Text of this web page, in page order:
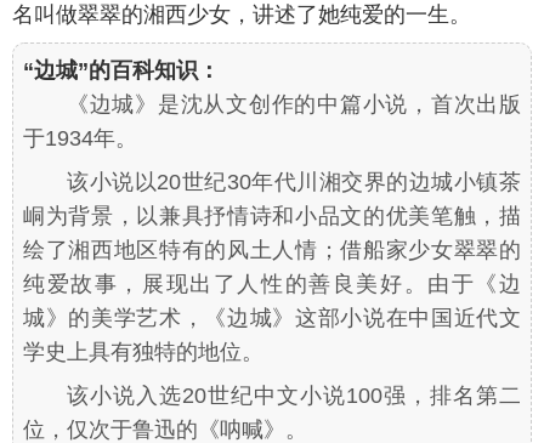
名叫做翠翠的湘西少女，讲述了她纯爱的一生。
“边城”的百科知识：
《边城》是沈从文创作的中篇小说，首次出版
于1934年。
该小说以20世纪30年代川湘交界的边城小镇茶
峒为背景，以兼具抒情诗和小品文的优美笔触，描
绘了湘西地区特有的风土人情；借船家少女翠翠的
纯爱故事，展现出了人性的善良美好。由于《边
城》的美学艺术，《边城》这部小说在中国近代文
学史上具有独特的地位。
该小说入选20世纪中文小说100强，排名第二
位，仅次于鲁迅的《呐喊》。